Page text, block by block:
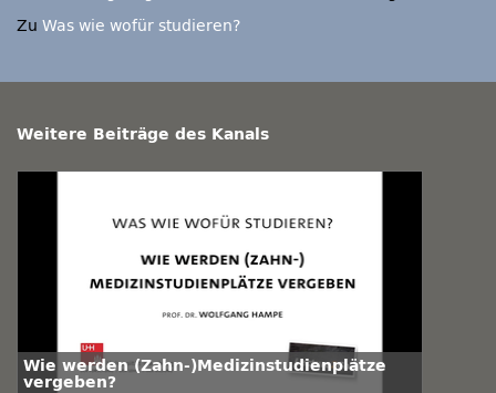
Zu Was wie wofür studieren?
Weitere Beiträge des Kanals
Wie werden (Zahn-)Medizinstudienplätze
vergeben?